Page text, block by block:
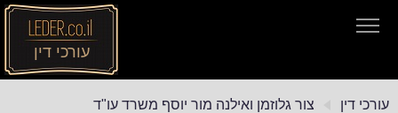
עורכי דין
עורכי דין
עורכי דין צור גלוזמן ואילנה מור יוסף משרד עו"ד